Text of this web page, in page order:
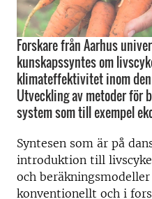
Forskare från Aarhus
kunskapssyntes om
klimateffektivitet inom
Utveckling av metoder för
system som till exempel
Syntesen som är på
introduktion till
och
konventionellt och i